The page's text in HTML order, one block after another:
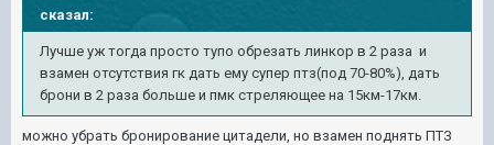
сказал:
Лучше уж тогда просто тупо обрезать линкор в 2 раза и
взамен отсутствия гк дать ему супер птз(под 70-80%), дать
брони в 2 раза больше и пмк стреляющее на 15км-17км.
можно убрать бронирование цитадели, но взамен поднять ПТЗ